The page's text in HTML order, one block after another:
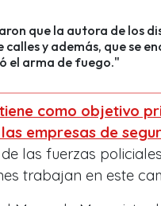
que la autora de los
y además, que se
el arma de fuego."
como objetivo
empresas de
las fuerzas
trabajan en este